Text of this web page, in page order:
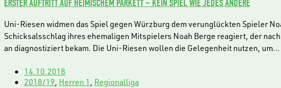
ERSTER AUFTRITT AUF HEIMISCHEM PARKETT – KEIN SPIEL WIE JEDES ANDERE
Uni-Riesen widmen das Spiel gegen Würzburg dem verunglückten Spieler
Schicksalsschlag ihres ehemaligen Mitspielers Noah Berge reagiert, der
an diagnostiziert bekam. Die Uni-Riesen wollen die Gelegenheit nutzen, um…
14.10.2018
2018/19, Herren 1, Regionalliga